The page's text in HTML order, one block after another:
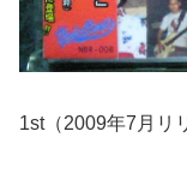
1st（2009年7月リ